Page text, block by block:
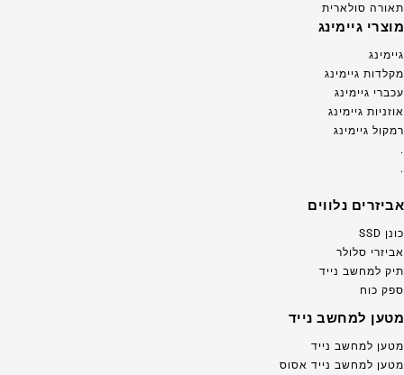
תאורה סולארית
מוצרי גיימינג
גיימינג
מקלדות גיימינג
עכברי גיימינג
אוזניות גיימינג
רמקול גיימינג
.
.
אביזרים נלווים
כונן SSD
אביזרי סלולר
תיק למחשב נייד
ספק כוח
מטען למחשב נייד
מטען למחשב נייד
מטען למחשב נייד אסוס